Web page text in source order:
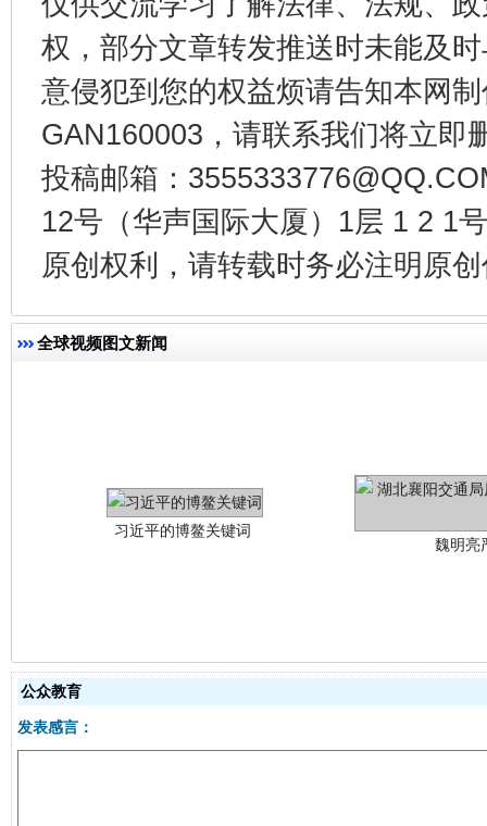
权，部分文章转发推送时未能及
意侵犯到您的权益烦请告知本网
GAN160003，请联系我们将立即
投稿邮箱：
12号（华声国际大厦）1层 1 2 1
原创权利，请转载时务必注明原
全球视频图文新闻
在谋一域中谋全局
今
习近平的博鳌关键词
公众教育
发表感言：